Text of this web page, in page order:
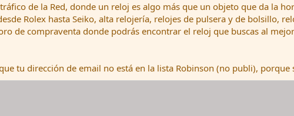
de la Red, donde un reloj es algo más que un objeto que da la
Rolex hasta Seiko, alta relojería, relojes de pulsera y de bolsillo,
de compraventa donde podrás encontrar el reloj que buscas al
tu dirección de email no está en la lista Robinson (no publi), porque